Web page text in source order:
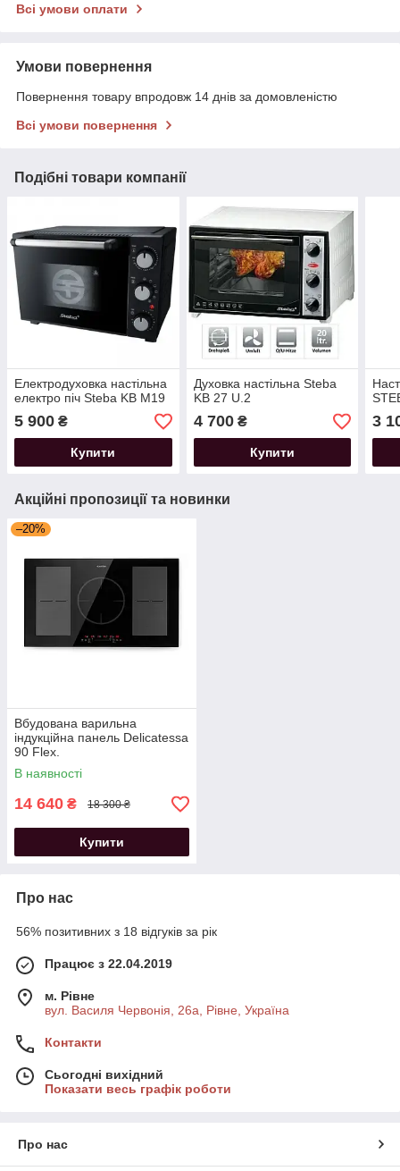
Всі умови оплати
Умови повернення
Повернення товару впродовж 14 днів за домовленістю
Всі умови повернення
Подібні товари компанії
Електродуховка настільна
електро піч Steba KB M19
5 900 ₴
Купити
Духовка настільна Steba
KB 27 U.2
4 700₴
Купити
3
Акційні пропозиції та новинки
–20%
Вбудована варильна
індукційна панель Delicatessa
90 Flex.
В наявності
14 640 ₴ 18 300 ₴
Купити
Про нас
56% позитивних з 18 відгуків за рік
Працює з 22.04.2019
м. Рівне
вул. Василя Червонія, 26а, Рівне, Україна
Контакти
Сьогодні вихідний
Показати весь графік роботи
Про нас